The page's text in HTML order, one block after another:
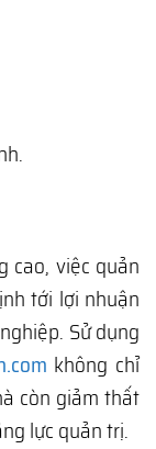
cao, việc quản
tới lợi nhuận
Sử dụng
không chỉ
còn giảm thất
lực quản trị.